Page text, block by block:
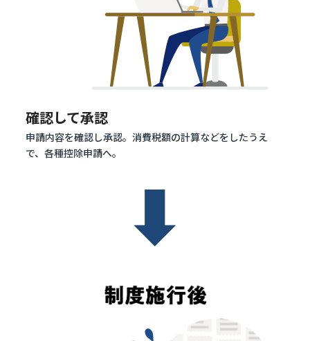
確認して承認
申請内容を確認し承認。消費税額の計算などをしたうえ
で、各種控除申請へ。